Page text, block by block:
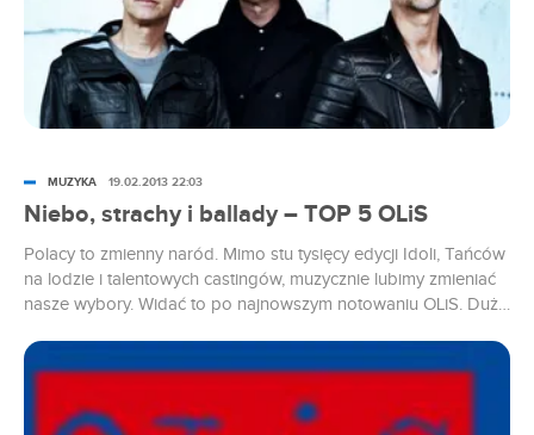
Niebo, strachy i ballady – TOP 5 OLiS
Polacy to zmienny naród. Mimo stu tysięcy edycji Idoli, Tańców
na lodzie i talentowych castingów, muzycznie lubimy zmieniać
nasze wybory. Widać to po najnowszym notowaniu OLiS. Dużo
MUZYKA 19.02.2013 22:03